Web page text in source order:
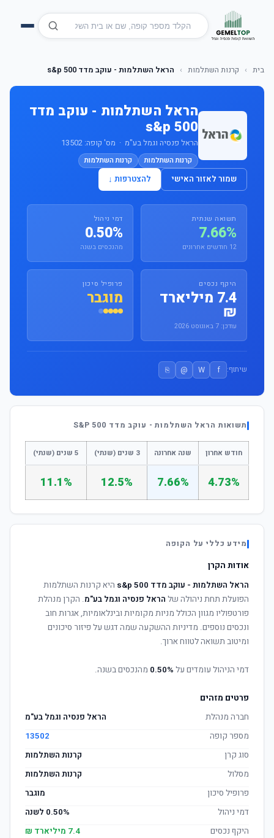
בית › קרנות השתלמות › הראל השתלמות - עוקב מדד s&p 500
הראל השתלמות - עוקב מדד
s&p 500
הראל פנסיה וגמל בע"מ · מס' קופה: 13502
קרנות השתלמות קרנות השתלמות
שמור לאזור האישי להצטרפות ↓
תשואה שנתית
7.66%
12 חודשים אחרונים
דמי ניהול
0.50%
מהנכסים בשנה
היקף נכסים
7.4 מיליארד
₪
עודכן: 7 באוגוסט 2026
פרופיל סיכון
מוגבר
שיתוף: f
W
@
⎘
תשואות הראל השתלמות - עוקב מדד S&P 500
חודש אחרון שנה אחרונה 3 שנים (שנתי) 5 שנים (שנתי)
4.73%
7.66%
12.5%
11.1%
מידע כללי על הקופה
אודות הקרן
הראל השתלמות - עוקב מדד s&p 500
היא קרנות השתלמות
הפועלת תחת ניהולה של הראל פנסיה וגמל בע"מ. הקרן מנהלת
פורטפוליו מגוון הכולל מניות מקומיות ובינלאומיות, אגרות חוב
ונכסים נוספים. מדיניות ההשקעה שמה דגש על פיזור סיכונים
ומיטוב תשואה לטווח ארוך.
דמי הניהול עומדים על 0.50% מהנכסים בשנה.
פרטים מזהים
חברה מנהלת
הראל פנסיה וגמל בע"מ
מספר קופה
13502
סוג קרן
קרנות השתלמות
מסלול
קרנות השתלמות
פרופיל סיכון
מוגבר
דמי ניהול
0.50% לשנה
היקף נכסים
7.4 מיליארד ₪